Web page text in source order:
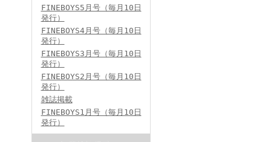
FINEBOYS2024年9月号
FINEBOYS5月号（毎月10日
発行）
FINEBOYS4月号（毎月10日
発行）
FINEBOYS3月号（毎月10日
発行）
FINEBOYS2月号（毎月10日
発行）
雑誌掲載
FINEBOYS1月号（毎月10日
発行）